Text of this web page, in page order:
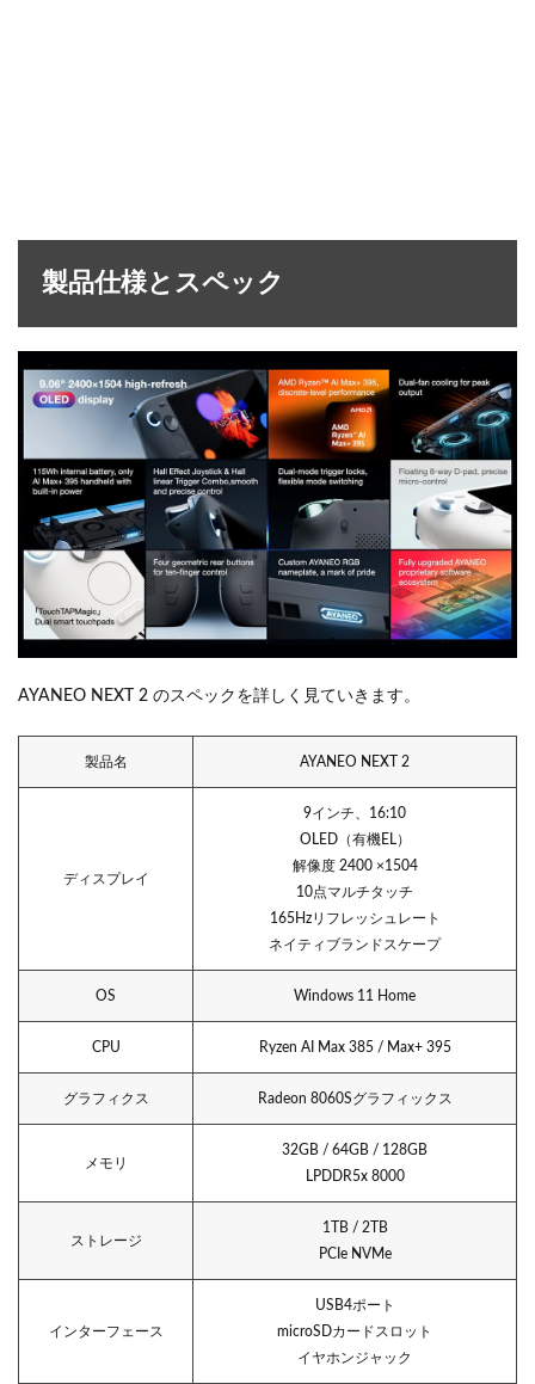
製品仕様とスペック
AYANEO NEXT 2 のスペックを詳しく見ていきます。
製品名 AYANEO NEXT 2
ディスプレイ
9インチ、16:10
OLED（有機EL）
解像度 2400 ×1504
10点マルチタッチ
165Hzリフレッシュレート
ネイティブランドスケープ
OS Windows 11 Home
CPU Ryzen AI Max 385 / Max+ 395
グラフィクス Radeon 8060Sグラフィックス
メモリ
32GB / 64GB / 128GB
LPDDR5x 8000
ストレージ
1TB / 2TB
PCIe NVMe
インターフェース
USB4ポート
microSDカードスロット
イヤホンジャック